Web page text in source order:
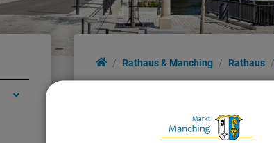
Rathaus & Manching Rathaus